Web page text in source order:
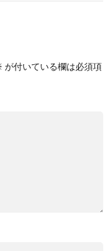
が付いている欄は必須項